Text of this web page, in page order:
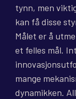
tynn, men
kan få disse
Målet er å
et felles mål.
mange
dynamikken.